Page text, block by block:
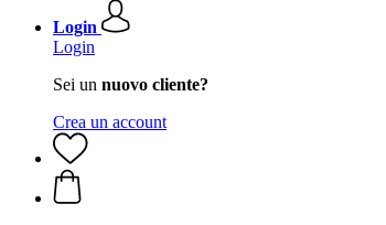
Login
Login
Sei un nuovo cliente?
Crea un account